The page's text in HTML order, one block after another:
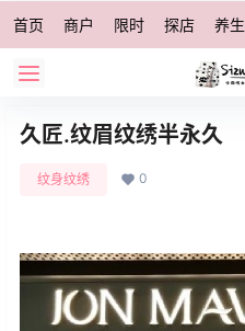
首页 商户 限时 探店 养生
久匠.纹眉纹绣半永久
纹身纹绣 0